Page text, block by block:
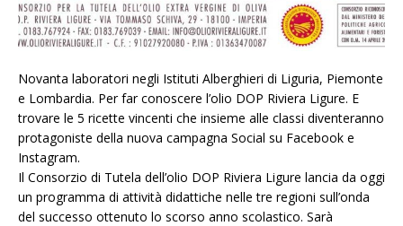
Novanta laboratori negli Istituti Alberghieri di Liguria, Piemonte
e Lombardia. Per far conoscere l’olio DOP Riviera Ligure. E
trovare le 5 ricette vincenti che insieme alle classi diventeranno
protagoniste della nuova campagna Social su Facebook e
Instagram.
Il Consorzio di Tutela dell’olio DOP Riviera Ligure lancia da oggi
un programma di attività didattiche nelle tre regioni sull’onda
del successo ottenuto lo scorso anno scolastico. Sarà